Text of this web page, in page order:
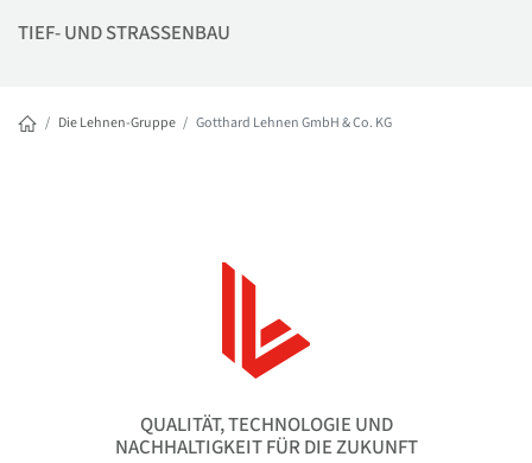
TIEF- UND STRASSENBAU
Die Lehnen-Gruppe Gotthard Lehnen GmbH & Co. KG
QUALITÄT, TECHNOLOGIE UND
NACHHALTIGKEIT FÜR DIE ZUKUNFT